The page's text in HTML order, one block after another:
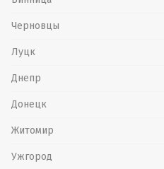
Черновцы
Луцк
Днепр
Донецк
Житомир
Ужгород